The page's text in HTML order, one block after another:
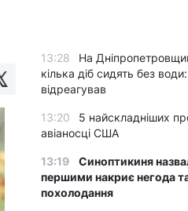
13:28
На
кілька діб сидять без
відреагував
13:20
5 найскладніших
авіаносці США
13:19
Синоптикиня
першими накриє негода
похолодання